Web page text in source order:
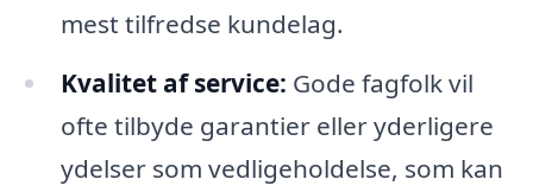
mest tilfredse kundelag.
Kvalitet af service: Gode fagfolk vil
ofte tilbyde garantier eller yderligere
ydelser som vedligeholdelse, som kan